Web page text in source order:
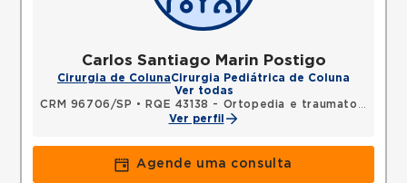
Carlos Santiago Marin Postigo
Cirurgia de ColunaCirurgia Pediátrica de Coluna
Ver todas
CRM 96706/SP •
RQE 43138 - Ortopedia e traumatologia
Ver perfil
Agende uma consulta